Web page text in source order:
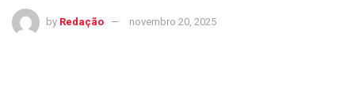
by Redação novembro 20, 2025